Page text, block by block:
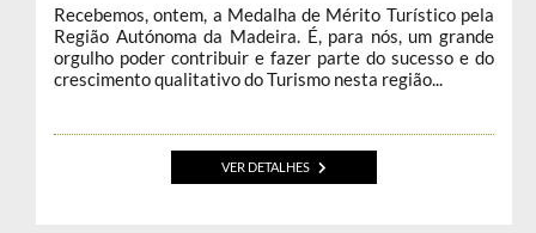
Recebemos, ontem, a Medalha de Mérito Turístico pela
Região Autónoma da Madeira. É, para nós, um grande
orgulho poder contribuir e fazer parte do sucesso e do
crescimento qualitativo do Turismo nesta região...
VER DETALHES